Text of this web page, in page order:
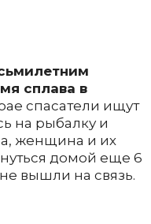
сплава в
спасатели ищут
на рыбалку и
женщина и их
домой еще 6
вышли на связь.